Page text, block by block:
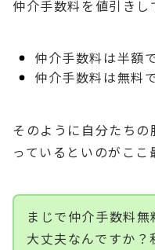
仲介手数料を値引きし
仲介手数料は半額
仲介手数料は無料
そのように自分たち
っているといのがここ
まじで仲介手数料
大丈夫なんですか？